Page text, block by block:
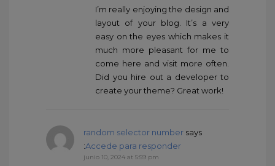
I’m really enjoying the design and
layout of your blog. It’s a very
easy on the eyes which makes it
much more pleasant for me to
come here and visit more often.
Did you hire out a developer to
create your theme? Great work!
random selector number says
:Accede para responder
junio 10, 2024 at 5:59 pm